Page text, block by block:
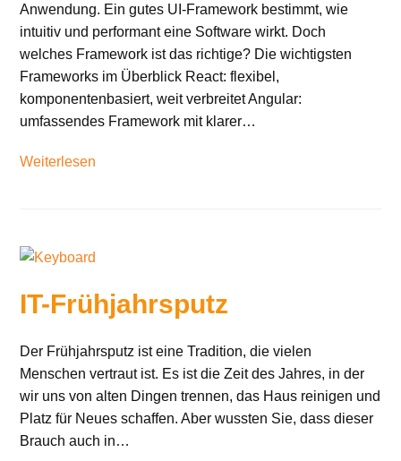
Anwendung. Ein gutes UI-Framework bestimmt, wie
intuitiv und performant eine Software wirkt. Doch
welches Framework ist das richtige? Die wichtigsten
Frameworks im Überblick React: flexibel,
komponentenbasiert, weit verbreitet Angular:
umfassendes Framework mit klarer…
Weiterlesen
IT-Frühjahrsputz
Der Frühjahrsputz ist eine Tradition, die vielen
Menschen vertraut ist. Es ist die Zeit des Jahres, in der
wir uns von alten Dingen trennen, das Haus reinigen und
Platz für Neues schaffen. Aber wussten Sie, dass dieser
Brauch auch in…